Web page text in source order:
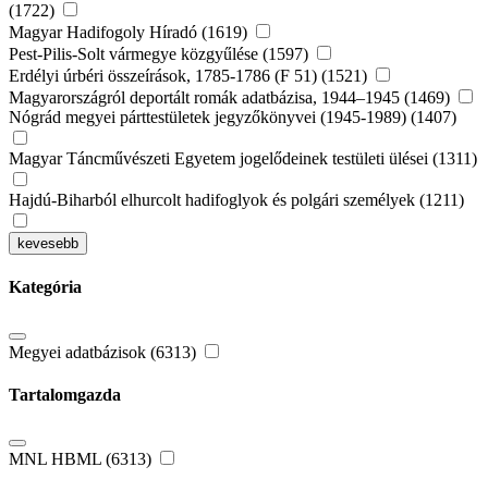
(1722)
Magyar Hadifogoly Híradó (1619)
Pest-Pilis-Solt vármegye közgyűlése (1597)
Erdélyi úrbéri összeírások, 1785-1786 (F 51) (1521)
Magyarországról deportált romák adatbázisa, 1944–1945 (1469)
Nógrád megyei párttestületek jegyzőkönyvei (1945-1989) (1407)
Magyar Táncművészeti Egyetem jogelődeinek testületi ülései (1311)
Hajdú-Biharból elhurcolt hadifoglyok és polgári személyek (1211)
kevesebb
Kategória
Megyei adatbázisok (6313)
Tartalomgazda
MNL HBML (6313)